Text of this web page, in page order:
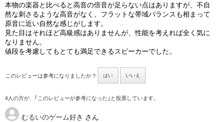
本物の楽器と比べると高音の倍音が足らない点はありますが、不自
然な刺さるような高音がなく、フラットな帯域バランスも相まって
原音に近い自然な感じがします。
見た目はそれほど高級感はありませんが、性能を考えれば全く気に
なりません。
値段を考慮してもとても満足できるスピーカーでした。
このレビューは参考になりましたか？ はい いいえ
4人の方が、｢このレビューが参考になった｣と投票しています。
むるいのゲーム好き さん